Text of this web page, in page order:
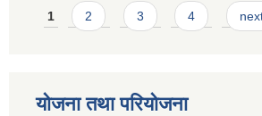
Pages
1 2 3 4
योजना तथा परियोजना